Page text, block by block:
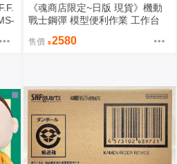
《魂商店限定~日版 現貨》機動
戰士鋼彈 模型便利作業 工作台
未拆封）
售價 2580